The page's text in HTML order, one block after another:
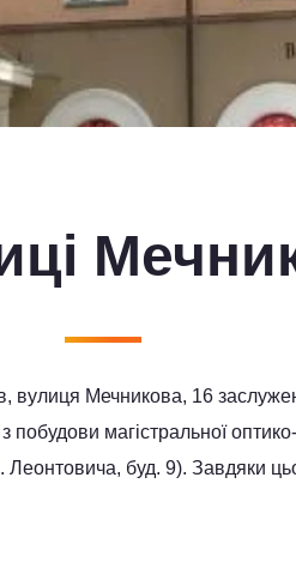
вулиця Мечникова, 16
магістральної
буд. 9). Завдяки